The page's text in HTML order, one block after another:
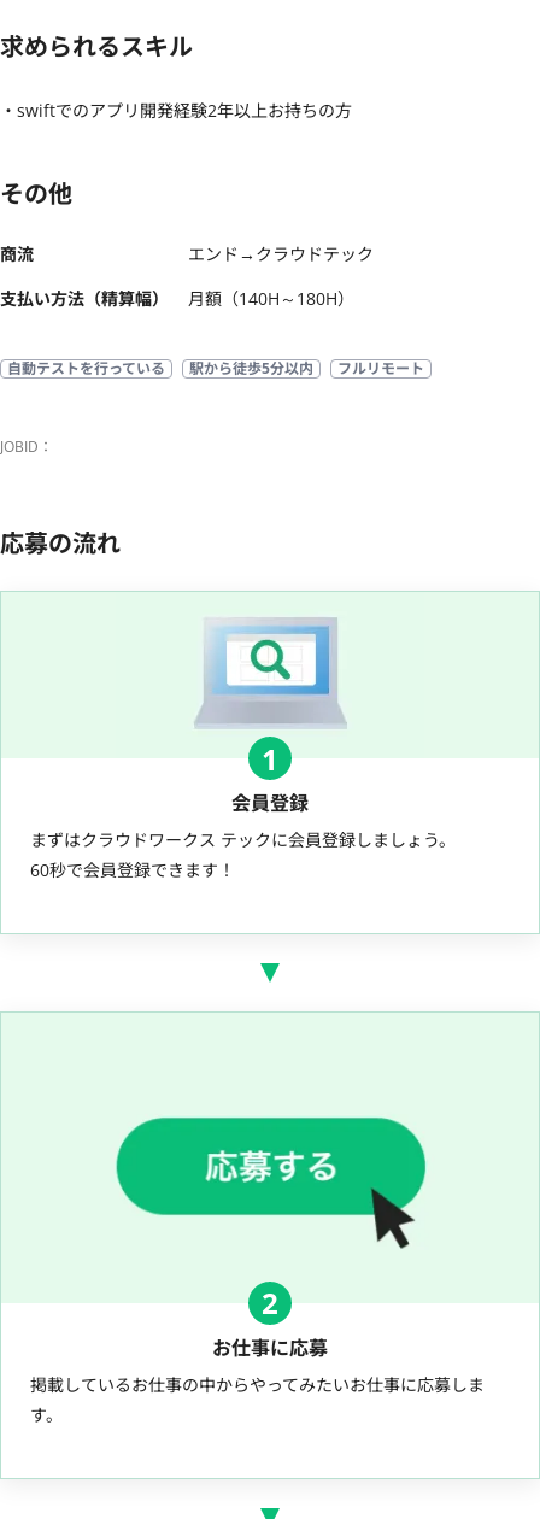
求められるスキル
・swiftでのアプリ開発経験2年以上お持ちの方
その他
商流
エンド→クラウドテック
支払い方法（精算幅）
月額（140H～180H）
自動テストを行っている 駅から徒歩5分以内 フルリモート
JOBID：
応募の流れ
1
会員登録
まずはクラウドワークス テックに会員登録しましょう。
60秒で会員登録できます！
2
お仕事に応募
掲載しているお仕事の中からやってみたいお仕事に応募しま
す。